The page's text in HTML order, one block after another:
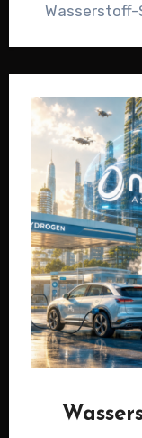
Wasserstoff-